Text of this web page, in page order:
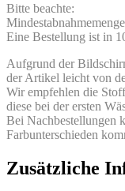
Bitte beachte:
Eine Bestellung ist in
Aufgrund der
der Artikel leicht von
Wir empfehlen die
diese bei der ersten
Bei Nachbestellungen
Farbunterschieden
Zusätzliche